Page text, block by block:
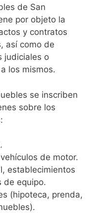
de San
por objeto la
y contratos
así como de
judiciales o
los mismos.
se inscriben
sobre los
de motor.
establecimientos
de equipo.
(hipoteca, prenda,